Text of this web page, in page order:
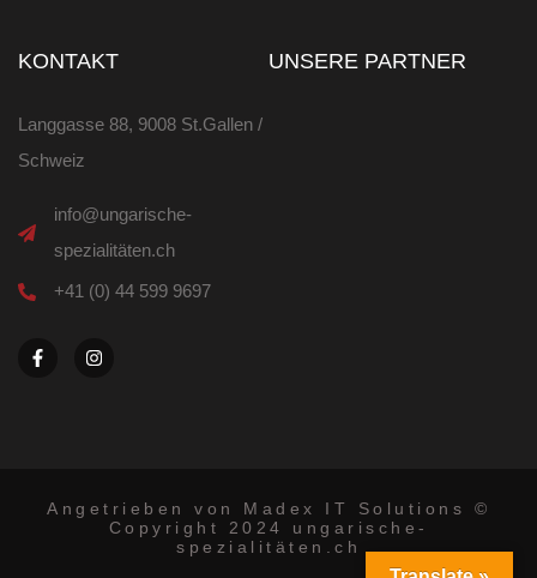
KONTAKT
Langgasse 88, 9008 St.Gallen /
Schweiz
info@ungarische-
spezialitäten.ch
+41 (0) 44 599 9697
F
a
I
n
UNSERE PARTNER
Angetrieben von Madex IT Solutions ©
Copyright 2024 ungarische-
spezialitäten.ch